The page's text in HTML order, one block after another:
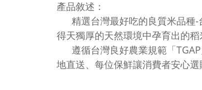
產品敘述：
精選台灣最好吃的良質米品種-
得天獨厚的天然環境中孕育出的
遵循台灣良好農業規範「 TGAP
地直送、每位保鮮讓消費者安心選